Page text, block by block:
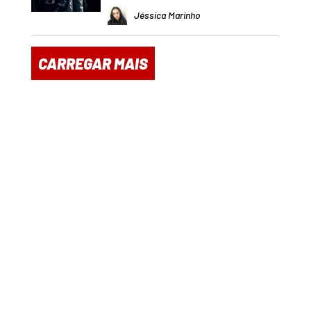
Jéssica Marinho
CARREGAR MAIS